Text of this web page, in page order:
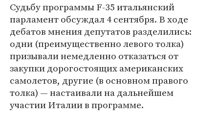
Судьбу программы F-35 итальянский
парламент обсуждал 4 сентября. В ходе
дебатов мнения депутатов разделились:
одни (преимущественно левого толка)
призывали немедленно отказаться от
закупки дорогостоящих американских
самолетов, другие (в основном правого
толка) — настаивали на дальнейшем
участии Италии в программе.